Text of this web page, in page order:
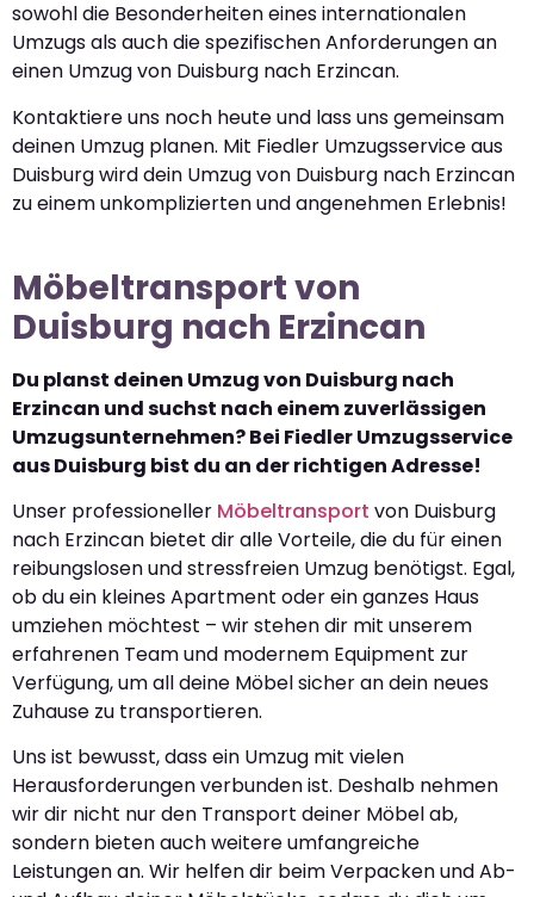
sowohl die Besonderheiten eines internationalen
Umzugs als auch die spezifischen Anforderungen an
einen Umzug von Duisburg nach Erzincan.
Kontaktiere uns noch heute und lass uns gemeinsam
deinen Umzug planen. Mit Fiedler Umzugsservice aus
Duisburg wird dein Umzug von Duisburg nach Erzincan
zu einem unkomplizierten und angenehmen Erlebnis!
Möbeltransport von
Duisburg nach Erzincan
Du planst deinen Umzug von Duisburg nach
Erzincan und suchst nach einem zuverlässigen
Umzugsunternehmen? Bei Fiedler Umzugsservice
aus Duisburg bist du an der richtigen Adresse!
Unser professioneller Möbeltransport von Duisburg
nach Erzincan bietet dir alle Vorteile, die du für einen
reibungslosen und stressfreien Umzug benötigst. Egal,
ob du ein kleines Apartment oder ein ganzes Haus
umziehen möchtest – wir stehen dir mit unserem
erfahrenen Team und modernem Equipment zur
Verfügung, um all deine Möbel sicher an dein neues
Zuhause zu transportieren.
Uns ist bewusst, dass ein Umzug mit vielen
Herausforderungen verbunden ist. Deshalb nehmen
wir dir nicht nur den Transport deiner Möbel ab,
sondern bieten auch weitere umfangreiche
Leistungen an. Wir helfen dir beim Verpacken und Ab-